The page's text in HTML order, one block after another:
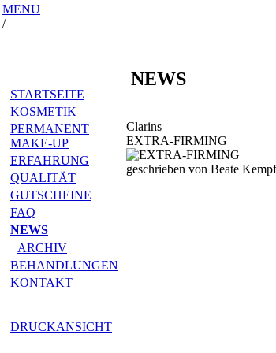
MENU
/
STARTSEITE
KOSMETIK
PERMANENT
MAKE-UP
ERFAHRUNG
QUALITÄT
GUTSCHEINE
FAQ
NEWS
ARCHIV
BEHANDLUNGEN
KONTAKT
DRUCKANSICHT
NEWS
Clarins
EXTRA-FIRMING
geschrieben von Beate